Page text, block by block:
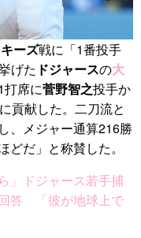
ーズ戦に「1番投手
げた ドジャースの大
打席に菅野智之投手か
貢献した。二刀流と
、メジャー通算216勝
だ」と称賛した。
」ドジャース若手捕
答 「彼が地球上で